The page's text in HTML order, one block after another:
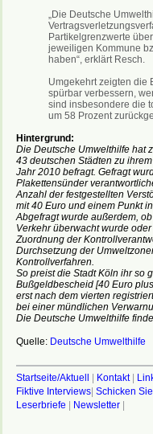
„Die Deutsche
Partikelgrenzwerte
jeweiligen Kommune
haben“, erklärt Resch.
Umgekehrt zeigten die
spürbar verbessern,
sind insbesondere die
um 58 Prozent
Hintergrund:
Die Deutsche Umwelthilfe hat
43 deutschen Städten zu
Jahr 2010 befragt. Gefragt
Plakettensünder
Anzahl der festgestellten
mit 40 Euro und einem Punkt
Abgefragt wurde außerdem,
Verkehr überwacht wurde
Zuordnung der
Durchsetzung der
Kontrollverfahren.
So preist die Stadt Köln ihr so
Bußgeldbescheid [40 Euro
erst nach dem vierten
bei einer mündlichen
Die Deutsche Umwelthilfe
Quelle: Deutsche Umwelthilfe
Startseite/Aktuell | Kontakt|
Fiktive Interviews| Schicken
Leserbriefe | Newsletter|